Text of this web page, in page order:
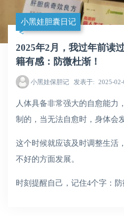
小黑娃胆囊日记
2025年2月，我过年前读
籍有感：防微杜渐！
小黑娃保胆记 发表于 2025-02-
人体具备非常强大的自愈能力
制的，当无法自愈时，身体会
这个时候就应该及时调整生活
不好的方面发展。
时刻提醒自己，记住4个字：防